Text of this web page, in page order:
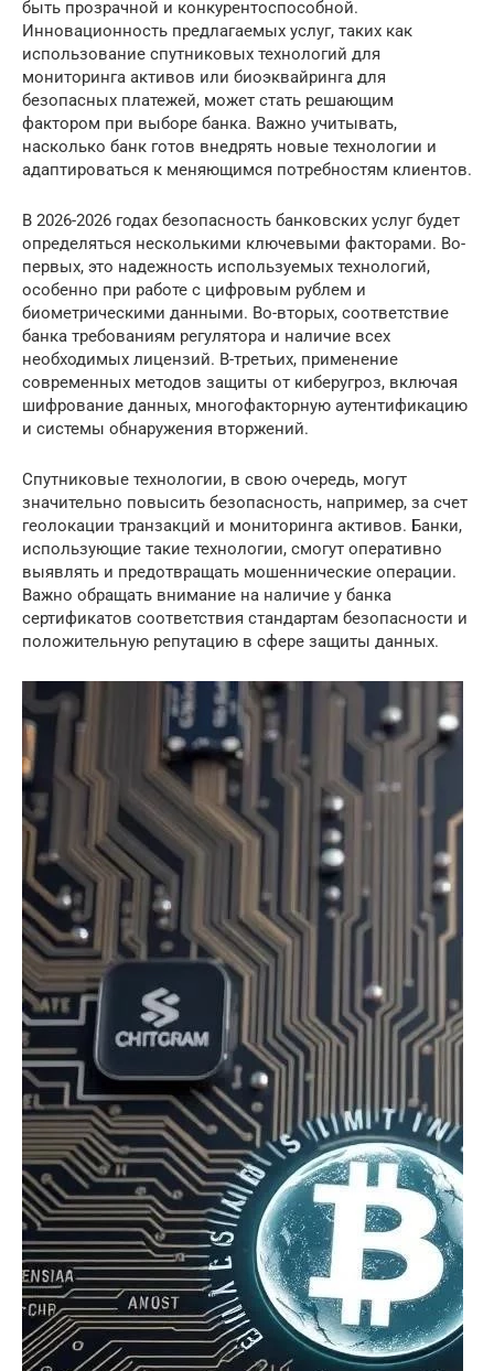
быть прозрачной и конкурентоспособной.
Инновационность предлагаемых услуг, таких как
использование спутниковых технологий для
мониторинга активов или биоэквайринга для
безопасных платежей, может стать решающим
фактором при выборе банка. Важно учитывать,
насколько банк готов внедрять новые технологии и
адаптироваться к меняющимся потребностям клиентов.
В 2026-2026 годах безопасность банковских услуг будет
определяться несколькими ключевыми факторами. Во-
первых, это надежность используемых технологий,
особенно при работе с цифровым рублем и
биометрическими данными. Во-вторых, соответствие
банка требованиям регулятора и наличие всех
необходимых лицензий. В-третьих, применение
современных методов защиты от киберугроз, включая
шифрование данных, многофакторную аутентификацию
и системы обнаружения вторжений.
Спутниковые технологии, в свою очередь, могут
значительно повысить безопасность, например, за счет
геолокации транзакций и мониторинга активов. Банки,
использующие такие технологии, смогут оперативно
выявлять и предотвращать мошеннические операции.
Важно обращать внимание на наличие у банка
сертификатов соответствия стандартам безопасности и
положительную репутацию в сфере защиты данных.